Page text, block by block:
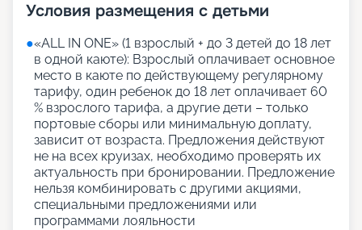
Условия размещения с детьми
●«АLL IN ONE» (1 взрослый + до 3 детей до 18 лет
в одной каюте): Взрослый оплачивает основное
место в каюте по действующему регулярному
тарифу, один ребенок до 18 лет оплачивает 60
% взрослого тарифа, а другие дети – только
портовые сборы или минимальную доплату,
зависит от возраста. Предложения действуют
не на всех круизах, необходимо проверять их
актуальность при бронировании. Предложение
нельзя комбинировать с другими акциями,
специальными предложениями или
программами лояльности